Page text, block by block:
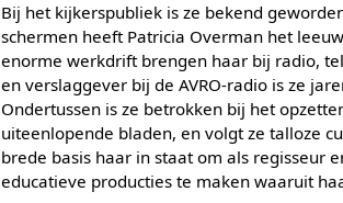
Bij het kijkerspubliek is ze bekend
schermen heeft Patricia Overman het
enorme werkdrift brengen haar bij radio,
en verslaggever bij de AVRO-radio is ze
Ondertussen is ze betrokken bij het
uiteenlopende bladen, en volgt ze talloze
brede basis haar in staat om als regisseur
educatieve producties te maken waaruit